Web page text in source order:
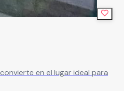
en el lugar ideal para